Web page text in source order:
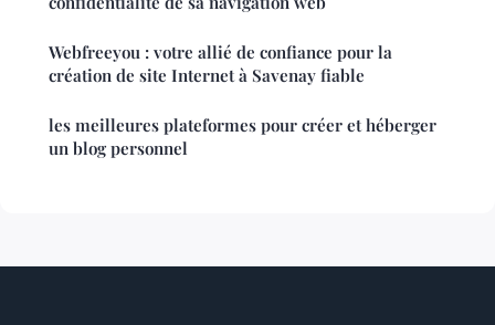
Webfreeyou : votre allié de confiance pour la
création de site Internet à Savenay fiable
les meilleures plateformes pour créer et héberger
un blog personnel